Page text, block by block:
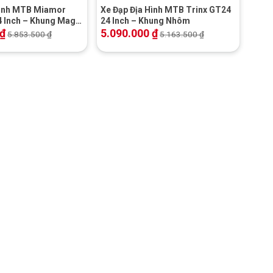
MTB Miamor
Inch – Khung Magie
₫5.853.500₫
Xe Đạp Địa Hình MTB Trinx GT24
24 Inch – Khung Nhôm
5.090.000₫5.163.500₫